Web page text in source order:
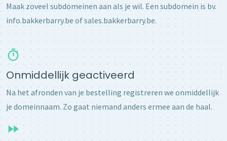
Maak zoveel subdomeinen aan als je wil. Een subdomein is bv.
info.bakkerbarry.be of sales.bakkerbarry.be.
Onmiddellijk geactiveerd
Na het afronden van je bestelling registreren we onmiddellijk
je domeinnaam. Zo gaat niemand anders ermee aan de haal.